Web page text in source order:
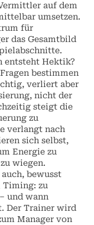
auf dem
umsetzen.
für
das Gesamtbild
entsteht Hektik?
bestimmen
verliert aber
nicht der
steigt die
zu
verlangt nach
sich selbst,
Energie zu
wiegen.
bewusst
Timing: zu
und wann
Der Trainer wird
Manager von